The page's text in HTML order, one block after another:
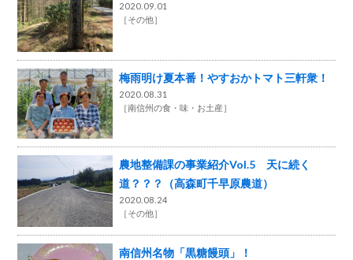
2020.09.01
［その他］
梅雨明け夏本番！やすおかトマト三軒衆！
2020.08.31
［南信州の食・味・お土産］
農地整備課の事業紹介Vol.5 天に続く
道？？？（高森町千早原農道）
2020.08.24
［その他］
南信州名物「黒糖饅頭」！